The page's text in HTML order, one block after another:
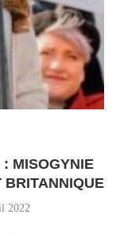
MISOGYNIE
BRITANNIQUE
2022